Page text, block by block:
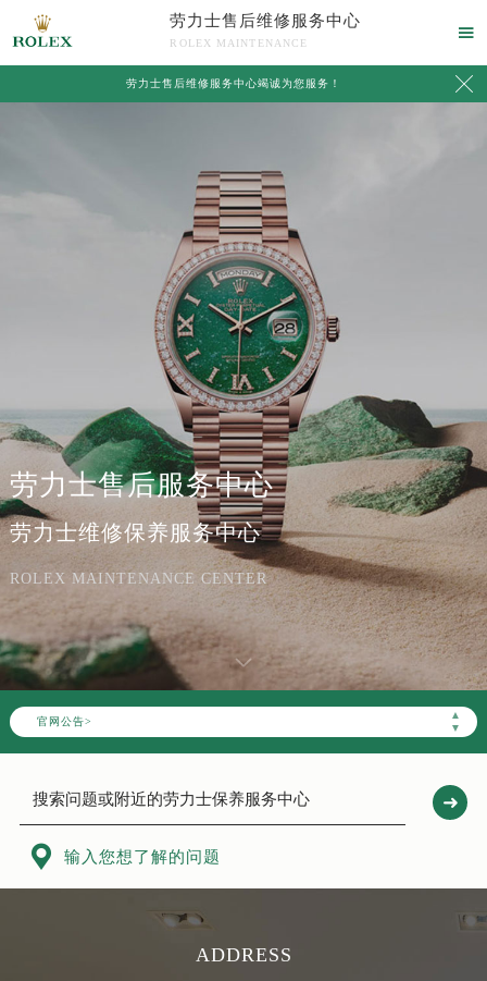
劳力士售后维修服务中心
ROLEX MAINTENANCE

劳力士售后维修服务中心竭诚为您服务！ 
劳力士售后服务中心
劳力士维修保养服务中心
ROLEX MAINTENANCE CENTER
官网公告>
▲
▼
 输入您想了解的问题
ADDRESS